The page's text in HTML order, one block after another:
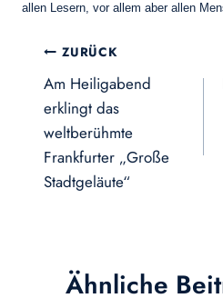
allen Lesern, vor allem aber allen
ZURÜCK
Am Heiligabend
erklingt das
weltberühmte
Frankfurter „Große
Stadtgeläute“
Ähnliche